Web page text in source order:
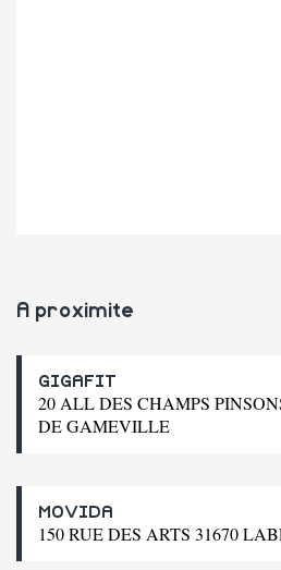
A proximite
GIGAFIT
20 ALL DES CHAMPS
DE GAMEVILLE
MOVIDA
150 RUE DES ARTS 31670